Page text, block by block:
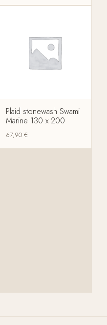
Plaid stonewash Swami
Marine 130 x 200
67,90 €